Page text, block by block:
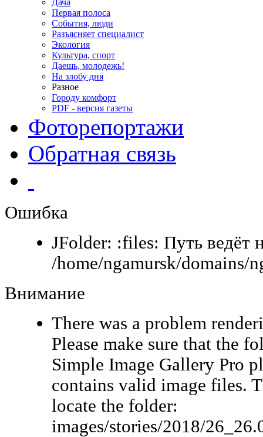
Дача
Первая полоса
События, люди
Разъясняет специалист
Экология
Культура, спорт
Даешь, молодежь!
На злобу дня
Разное
Городу комфорт
PDF - версия газеты
Фоторепортажи
Обратная связь
Ошибка
JFolder: :files: Путь ведёт
/home/ngamursk/domains/
Внимание
There was a problem
Please make sure that the
Simple Image Gallery Pro
contains valid image files.
locate the folder:
images/stories/2018/